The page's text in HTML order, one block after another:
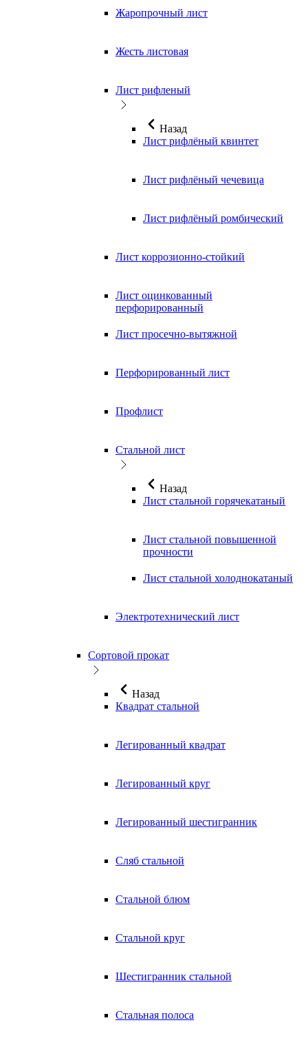
Жаропрочный лист
Жесть листовая
Лист рифленый
Назад
Лист рифлёный квинтет
Лист рифлёный чечевица
Лист рифлёный ромбический
Лист коррозионно-стойкий
Лист оцинкованный
перфорированный
Лист просечно-вытяжной
Перфорированный лист
Профлист
Стальной лист
Назад
Лист стальной горячекатаный
Лист стальной повышенной
прочности
Лист стальной холоднокатаный
Электротехнический лист
Сортовой прокат
Назад
Квадрат стальной
Легированный квадрат
Легированный круг
Легированный шестигранник
Сляб стальной
Стальной блюм
Стальной круг
Шестигранник стальной
Стальная полоса